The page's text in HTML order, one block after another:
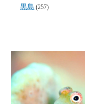
黒島 (257)